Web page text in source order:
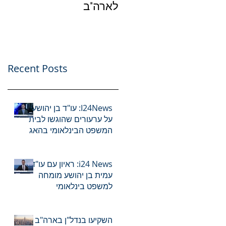
לארה"ב
Recent Posts
I24News: עו"ד בן יהושע
על ערעורים שהוגשו לבית
המשפט הבינלאומי בהאג
גלנט
i24 News: ראיון עם עו"ד
עמית בן יהושע מומחה
למשפט בינלאומי
השקיעו בנדל"ן בארה"ב